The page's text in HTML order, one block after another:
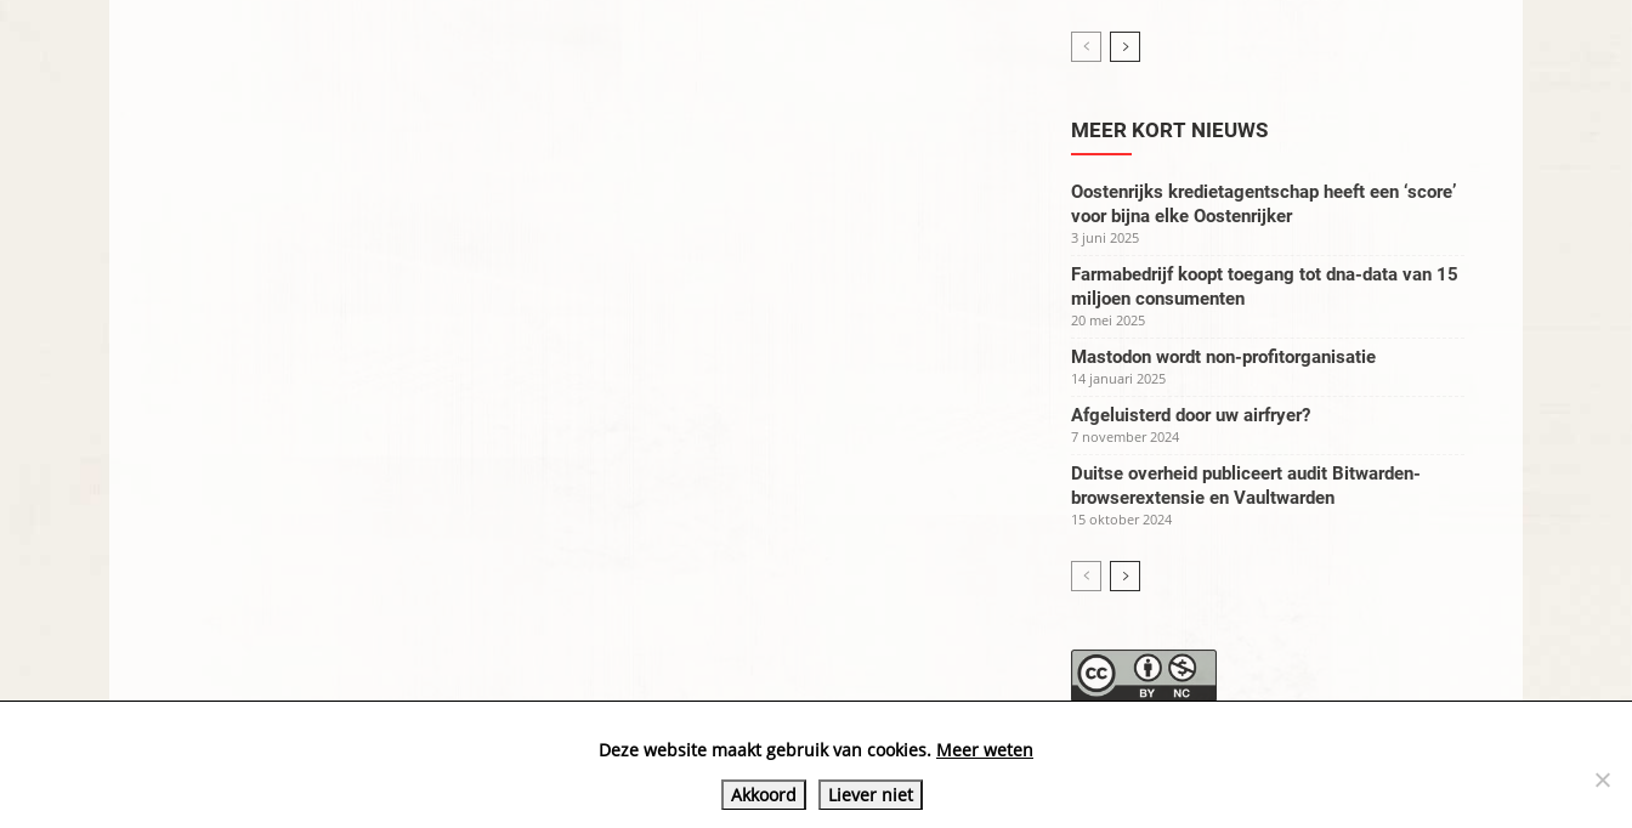
MEER KORT NIEUWS
Oostenrijks kredietagentschap heeft een ‘score’
voor bijna elke Oostenrijker
3 juni 2025
Farmabedrijf koopt toegang tot dna-data van 15
miljoen consumenten
20 mei 2025
Mastodon wordt non-profitorganisatie
14 januari 2025
Afgeluisterd door uw airfryer?
7 november 2024
Duitse overheid publiceert audit Bitwarden-
browserextensie en Vaultwarden
15 oktober 2024
Deze website maakt gebruik van cookies. Meer weten
Akkoord
Liever niet